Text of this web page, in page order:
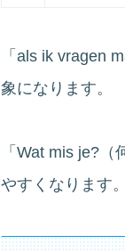
「als ik vragen
象になります。
「Wat mis je?
やすくなります。